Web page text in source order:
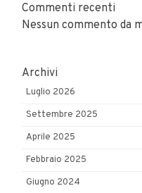
Commenti recenti
Nessun commento da
Archivi
Luglio 2026
Settembre 2025
Aprile 2025
Febbraio 2025
Giugno 2024